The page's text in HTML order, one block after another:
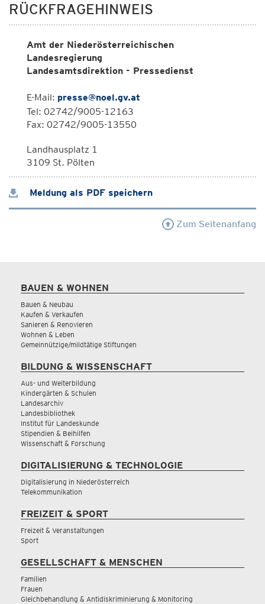
RÜCKFRAGEHINWEIS
Amt der Niederösterreichischen
Landesregierung
Landesamtsdirektion - Pressedienst
E-Mail: presse@noel.gv.at
Tel: 02742/9005-12163
Fax: 02742/9005-13550
Landhausplatz 1
3109 St. Pölten
Meldung als PDF speichern
Zum Seitenanfang
BAUEN & WOHNEN
Bauen & Neubau
Kaufen & Verkaufen
Sanieren & Renovieren
Wohnen & Leben
Gemeinnützige/mildtätige Stiftungen
BILDUNG & WISSENSCHAFT
Aus- und Weiterbildung
Kindergärten & Schulen
Landesarchiv
Landesbibliothek
Institut für Landeskunde
Stipendien & Beihilfen
Wissenschaft & Forschung
DIGITALISIERUNG & TECHNOLOGIE
Digitalisierung in Niederösterreich
Telekommunikation
FREIZEIT & SPORT
Freizeit & Veranstaltungen
Sport
GESELLSCHAFT & MENSCHEN
Familien
Frauen
Gleichbehandlung & Antidiskriminierung & Monitoring